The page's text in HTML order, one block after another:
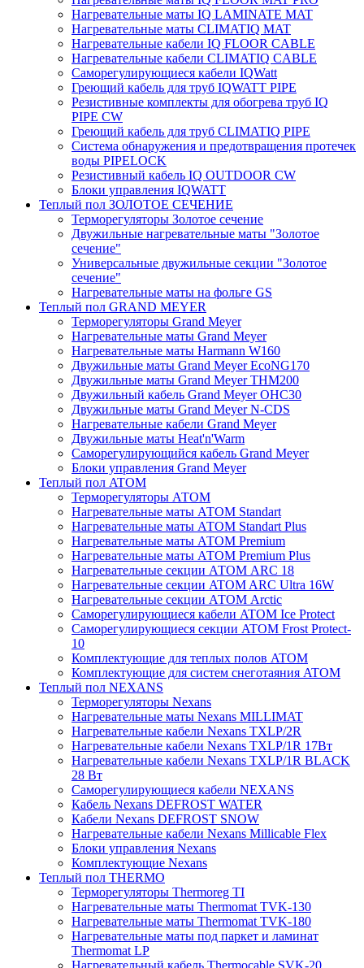
Нагревательные маты IQ LAMINATE MAT
Нагревательные маты CLIMATIQ MAT
Нагревательные кабели IQ FLOOR CABLE
Нагревательные кабели CLIMATIQ CABLE
Саморегулирующиеся кабели IQWatt
Греющий кабель для труб IQWATT PIPE
Резистивные комплекты для обогрева труб IQ
PIPE CW
Греющий кабель для труб CLIMATIQ PIPE
Система обнаружения и предотвращения протечек
воды PIPELOCK
Резистивный кабель IQ OUTDOOR CW
Блоки управления IQWATT
Теплый пол ЗОЛОТОЕ СЕЧЕНИЕ
Терморегуляторы Золотое сечение
Двужильные нагревательные маты "Золотое
сечение"
Универсальные двужильные секции "Золотое
сечение"
Нагревательные маты на фольге GS
Теплый пол GRAND MEYER
Терморегуляторы Grand Meyer
Нагревательные маты Grand Meyer
Нагревательные маты Harmann W160
Двужильные маты Grand Meyer EcoNG170
Двужильные маты Grand Meyer THM200
Двужильный кабель Grand Meyer OHC30
Двужильные маты Grand Meyer N-CDS
Нагревательные кабели Grand Meyer
Двужильные маты Heat'n'Warm
Саморегулирующийся кабель Grand Meyer
Блоки управления Grand Meyer
Теплый пол ATOM
Терморегуляторы АТОМ
Нагревательные маты АТОМ Standart
Нагревательные маты АТОМ Standart Plus
Нагревательные маты АТОМ Premium
Нагревательные маты АТОМ Premium Plus
Нагревательные секции АТОМ ARC 18
Нагревательные секции ATOM ARC Ultra 16W
Нагревательные секции АТОМ Arctic
Саморегулирующиеся кабели ATOM Ice Protect
Саморегулирующиеся секции ATOM Frost Protect-
10
Комплектующие для теплых полов ATOM
Комплектующие для систем снеготаяния ATOM
Теплый пол NEXANS
Терморегуляторы Nexans
Нагревательные маты Nexans MILLIMAT
Нагревательные кабели Nexans TXLP/2R
Нагревательные кабели Nexans TXLP/1R 17Вт
Нагревательные кабели Nexans TXLP/1R BLACK
28 Вт
Саморегулирующиеся кабели NEXANS
Кабель Nexans DEFROST WATER
Кабели Nexans DEFROST SNOW
Нагревательные кабели Nexans Millicable Flex
Блоки управления Nexans
Комплектующие Nexans
Теплый пол THERMO
Терморегуляторы Thermoreg TI
Нагревательные маты Thermomat TVK-130
Нагревательные маты Thermomat TVK-180
Нагревательные маты под паркет и ламинат
Thermomat LP
Нагревательный кабель Thermocable SVK-20